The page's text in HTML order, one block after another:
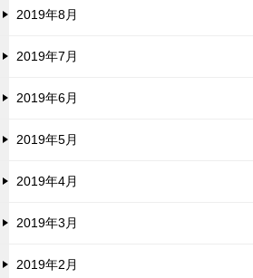
2019年8月
2019年7月
2019年6月
2019年5月
2019年4月
2019年3月
2019年2月